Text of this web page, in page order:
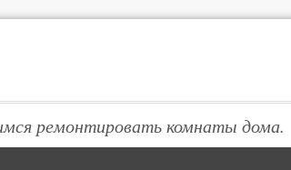
ремонтировать комнаты дома.